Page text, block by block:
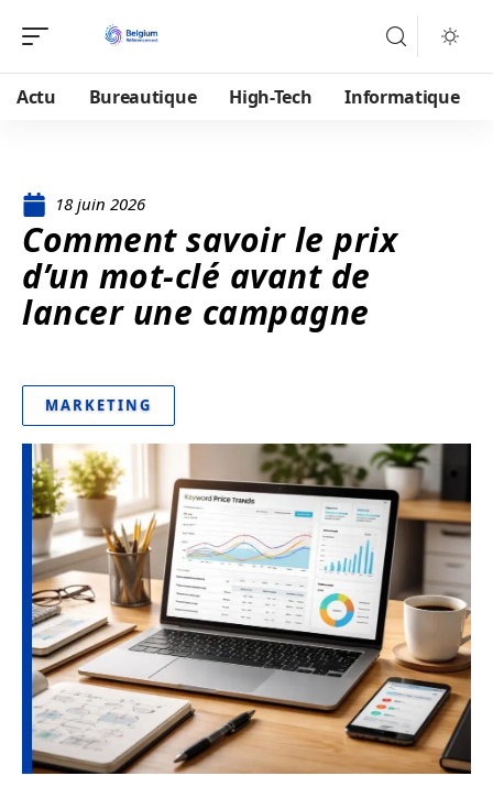
Actu Bureautique High-Tech Informatique
18 juin 2026
Comment savoir le prix
d’un mot-clé avant de
lancer une campagne
MARKETING